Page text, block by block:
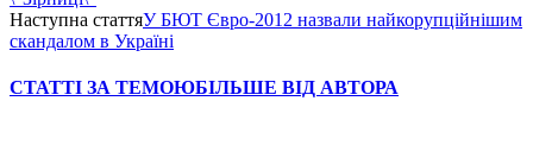
Наступна статтяУ БЮТ Євро-2012 назвали найкорупційнішим
скандалом в Україні
СТАТТІ ЗА ТЕМОЮБІЛЬШЕ ВІД АВТОРА